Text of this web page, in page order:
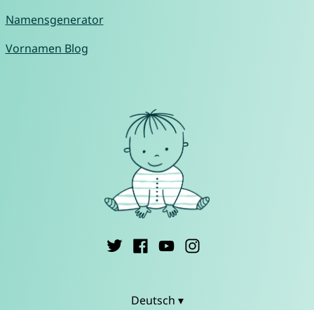
Namensgenerator
Vornamen Blog
Deutsch ▾